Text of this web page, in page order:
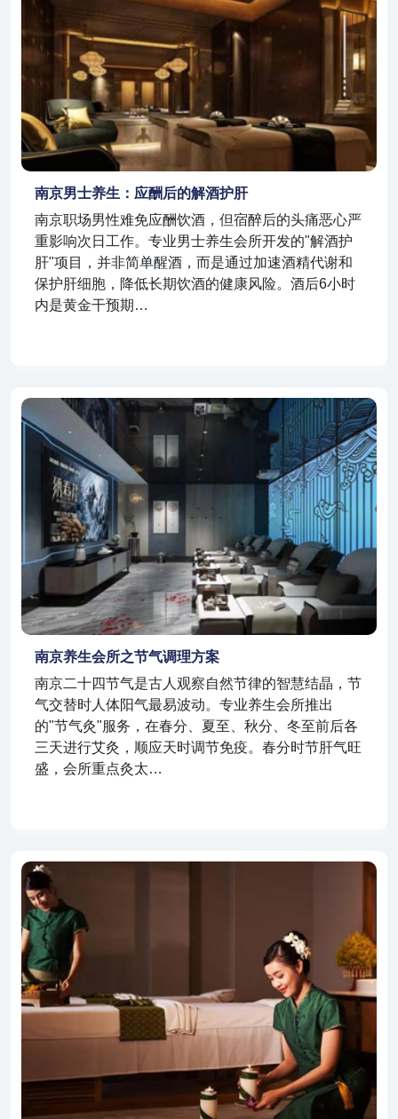
南京男士养生：应酬后的解酒护肝
南京职场男性难免应酬饮酒，但宿醉后的头痛恶心严
重影响次日工作。专业男士养生会所开发的"解酒护
肝"项目，并非简单醒酒，而是通过加速酒精代谢和
保护肝细胞，降低长期饮酒的健康风险。酒后6小时
内是黄金干预期…
南京养生会所之节气调理方案
南京二十四节气是古人观察自然节律的智慧结晶，节
气交替时人体阳气最易波动。专业养生会所推出
的"节气灸"服务，在春分、夏至、秋分、冬至前后各
三天进行艾灸，顺应天时调节免疫。春分时节肝气旺
盛，会所重点灸太…